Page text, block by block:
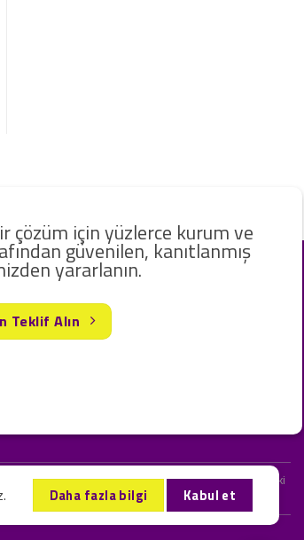
çözüm için yüzlerce kurum ve
güvenilen, kanıtlanmış
yararlanın.
Teklif Alın
Web sitemizde ve sizinle kurduğumuz iletişimlerdeki
Daha fazla bilgi Kabul et